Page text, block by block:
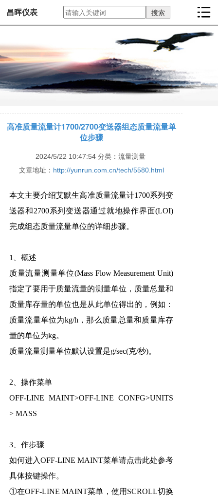
昌晖仪表
高准质量流量计1700/2700变送器组态质量流量单
位步骤
2024/5/22 10:47:54分类：流量测量
文章地址： http://yunrun.com.cn/tech/5580.html
本文主要介绍艾默生高准质量流量计1700系列变
送器和2700系列变送器通过就地操作界面(LOI)
完成组态质量流量单位的详细步骤。
1、概述
质量流量测量单位(Mass Flow Measurement Unit)
指定了要用于质量流量的测量单位，质量总量和
质量库存量的单位也是从此单位得出的，例如：
质量流量单位为kg/h，那么质量总量和质量库存
量的单位为kg。
质量流量测量单位默认设置是g/sec(克/秒)。
2、操作菜单
OFF-LINE MAINT>OFF-LINE CONFG>UNITS
> MASS
3、作步骤
如何进入OFF-LINE MAINT菜单请点击此处参考
具体按键操作。
①在OFF-LINE MAINT菜单，使用SCROLL切换